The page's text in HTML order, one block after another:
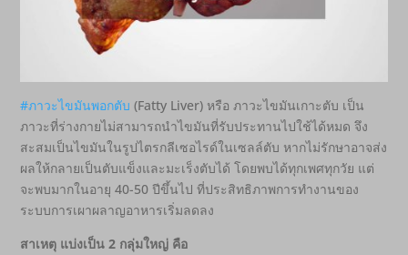
#ภาวะไขมันพอกตับ (Fatty Liver) หรือ ภาวะไขมันเกาะตับ เป็น
ภาวะที่ร่างกายไม่สามารถนำไขมันที่รับประทานไปใช้ได้หมด จึง
สะสมเป็นไขมันในรูปไตรกลีเซอไรด์ในเซลล์ตับ หากไม่รักษาอาจส่ง
ผลให้กลายเป็นตับแข็งและมะเร็งตับได้ โดยพบได้ทุกเพศทุกวัย แต่
จะพบมากในอายุ 40-50 ปีขึ้นไป ที่ประสิทธิภาพการทำงานของ
ระบบการเผาผลาญอาหารเริ่มลดลง
สาเหตุ แบ่งเป็น 2 กลุ่มใหญ่ คือ